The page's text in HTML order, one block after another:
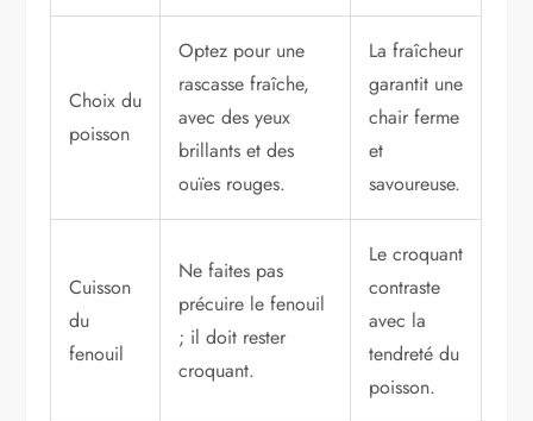
Choix du
poisson
Optez pour une
rascasse fraîche,
avec des yeux
brillants et des
ouïes rouges.
La fraîcheur
garantit une
chair ferme
et
savoureuse.
Cuisson
du
fenouil
Ne faites pas
précuire le fenouil
; il doit rester
croquant.
Le croquant
contraste
avec la
tendreté du
poisson.